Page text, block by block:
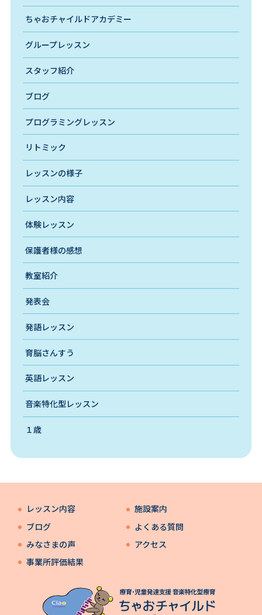
ちゃおチャイルドアカデミー
グループレッスン
スタッフ紹介
ブログ
プログラミングレッスン
リトミック
レッスンの様子
レッスン内容
体験レッスン
保護者様の感想
教室紹介
発表会
発語レッスン
育脳さんすう
英語レッスン
音楽特化型レッスン
１歳
レッスン内容
施設案内
ブログ
よくある質問
みなさまの声
アクセス
事業所評価結果